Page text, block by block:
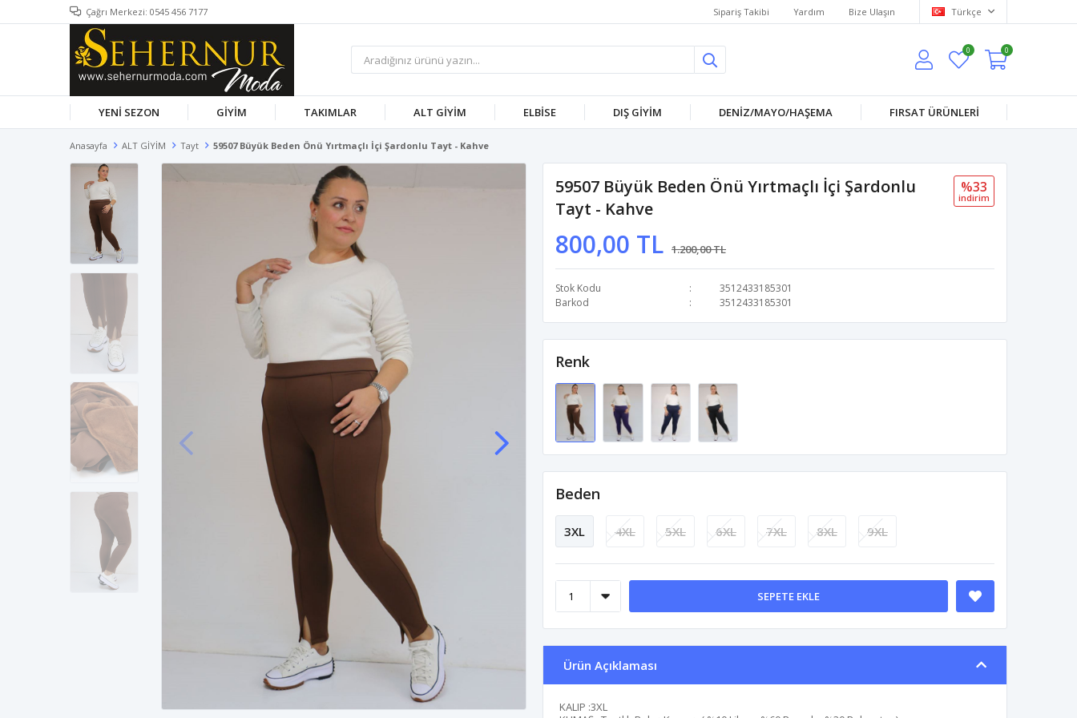
Çağrı Merkezi: 0545 456 7177 Sipariş Takibi Yardım Bize Ulaşın Türkçe
0 0
YENİ SEZON GİYİM TAKIMLAR ALT GİYİM ELBİSE DIŞ GİYİM DENİZ/MAYO/HAŞEMA FIRSAT ÜRÜNLERİ
Anasayfa ALT GİYİM Tayt 59507 Büyük Beden Önü Yırtmaçlı İçi Şardonlu Tayt - Kahve
59507 Büyük Beden Önü Yırtmaçlı İçi Şardonlu
Tayt - Kahve
800,00 TL 1.200,00 TL
%33
i̇ndi̇ri̇m
Stok Kodu
3512433185301
Barkod
3512433185301
Renk
Beden
3XL 4XL 5XL 6XL 7XL 8XL 9XL
SEPETE EKLE
Ürün Açıklaması
KALIP :3XL